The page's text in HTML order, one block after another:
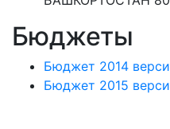
Бюджеты
Бюджет 2014
Бюджет 2015